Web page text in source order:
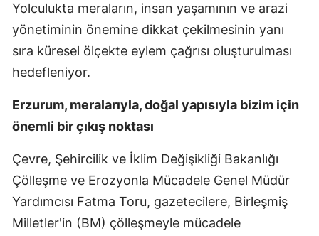
Yolculukta meraların, insan yaşamının ve arazi
yönetiminin önemine dikkat çekilmesinin yanı
sıra küresel ölçekte eylem çağrısı oluşturulması
hedefleniyor.
Erzurum, meralarıyla, doğal yapısıyla bizim için
önemli bir çıkış noktası
Çevre, Şehircilik ve İklim Değişikliği Bakanlığı
Çölleşme ve Erozyonla Mücadele Genel Müdür
Yardımcısı Fatma Toru, gazetecilere, Birleşmiş
Milletler'in (BM) çölleşmeyle mücadele